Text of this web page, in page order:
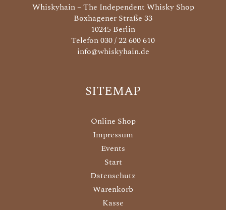
Whiskyhain – The Independent Whisky Shop
Boxhagener Straße 33
10245 Berlin
Telefon 030 / 22 600 610
info@whiskyhain.de
SITEMAP
Online Shop
Impressum
Events
Start
Datenschutz
Warenkorb
Kasse